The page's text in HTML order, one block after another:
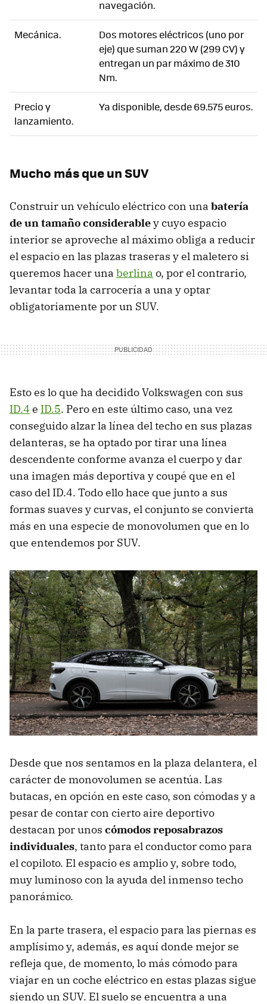
navegación.
Mecánica.
Dos motores eléctricos (uno por
eje) que suman 220 W (299 CV) y
entregan un par máximo de 310
Nm.
Precio y
lanzamiento.
Ya disponible, desde 69.575 euros.
Mucho más que un SUV
Construir un vehículo eléctrico con una batería
de un tamaño considerabley cuyo espacio
interior se aproveche al máximo obliga a reducir
el espacio en las plazas traseras y el maletero si
queremos hacer una berlina o, por el contrario,
levantar toda la carrocería a una y optar
obligatoriamente por un SUV.
Esto es lo que ha decidido Volkswagen con sus
ID.4 e ID.5. Pero en este último caso, una vez
conseguido alzar la línea del techo en sus plazas
delanteras, se ha optado por tirar una línea
descendente conforme avanza el cuerpo y dar
una imagen más deportiva y coupé que en el
caso del ID.4. Todo ello hace que junto a sus
formas suaves y curvas, el conjunto se convierta
más en una especie de monovolumen que en lo
que entendemos por SUV.
Desde que nos sentamos en la plaza delantera, el
carácter de monovolumen se acentúa. Las
butacas, en opción en este caso, son cómodas y a
pesar de contar con cierto aire deportivo
destacan por unos cómodos reposabrazos
individuales, tanto para el conductor como para
el copiloto. El espacio es amplio y, sobre todo,
muy luminoso con la ayuda del inmenso techo
panorámico.
En la parte trasera, el espacio para las piernas es
amplísimo y, además, es aquí donde mejor se
refleja que, de momento, lo más cómodo para
viajar en un coche eléctrico en estas plazas sigue
siendo un SUV. El suelo se encuentra a una